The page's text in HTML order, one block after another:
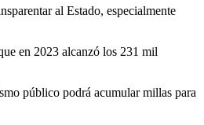
al Estado, especialmente
en 2023 alcanzó los 231 mil
público podrá acumular millas para